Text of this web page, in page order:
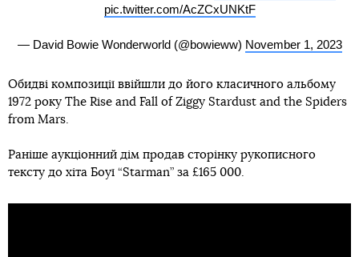
pic.twitter.com/AcZCxUNKtF
— David Bowie Wonderworld (@bowieww) November 1, 2023
Обидві композиції ввійшли до його класичного альбому
1972 року The Rise and Fall of Ziggy Stardust and the Spiders
from Mars.
Раніше аукціонний дім продав сторінку рукописного
тексту до хіта Боуї “Starman” за £165 000.